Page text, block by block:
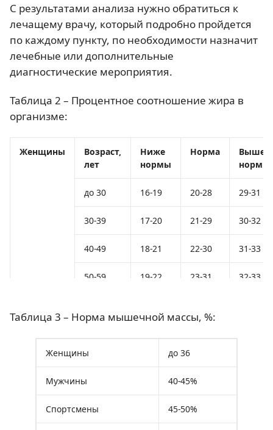
С результатами анализа нужно обратиться к
лечащему врачу, который подробно пройдется
по каждому пункту, по необходимости назначит
лечебные или дополнительные
диагностические мероприятия.
Таблица 2 – Процентное соотношение жира в
организме:
Женщины
Возраст,
лет
Ниже
нормы
Норма
Выше
нормы
до 30 16-19 20-28 29-31
30-39 17-20 21-29 30-32
40-49 18-21 22-30 31-33
50-59 19-22 23-31 32-33
60
Таблица 3 – Норма мышечной массы, %:
Женщины до 36
Мужчины 40-45%
Спортсмены 45-50%